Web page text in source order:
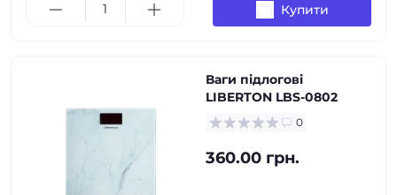
Купити
Ваги підлогові
LIBERTON LBS-0802
0
360.00 грн.